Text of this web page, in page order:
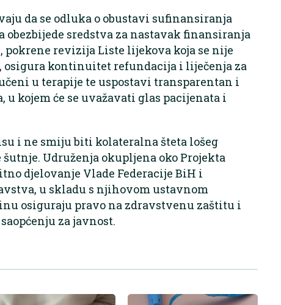
da se odluka o obustavi sufinansiranja
obezbijede sredstva za nastavak finansiranja
pokrene revizija Liste lijekova koja se nije
osigura kontinuitet refundacija i liječenja za
u terapije te uspostavi transparentan i
kojem će se uvažavati glas pacijenata i
i ne smiju biti kolateralna šteta lošeg
Udruženja okupljena oko Projekta
djelovanje Vlade Federacije BiH i
u skladu s njihovom ustavnom
osiguraju pravo na zdravstvenu zaštitu i
za javnost.